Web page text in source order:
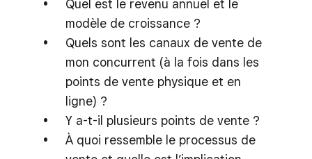
Quel est le revenu annuel et le
modèle de croissance ?
Quels sont les canaux de vente de
mon concurrent (à la fois dans les
points de vente physique et en
ligne) ?
Y a-t-il plusieurs points de vente ?
À quoi ressemble le processus de